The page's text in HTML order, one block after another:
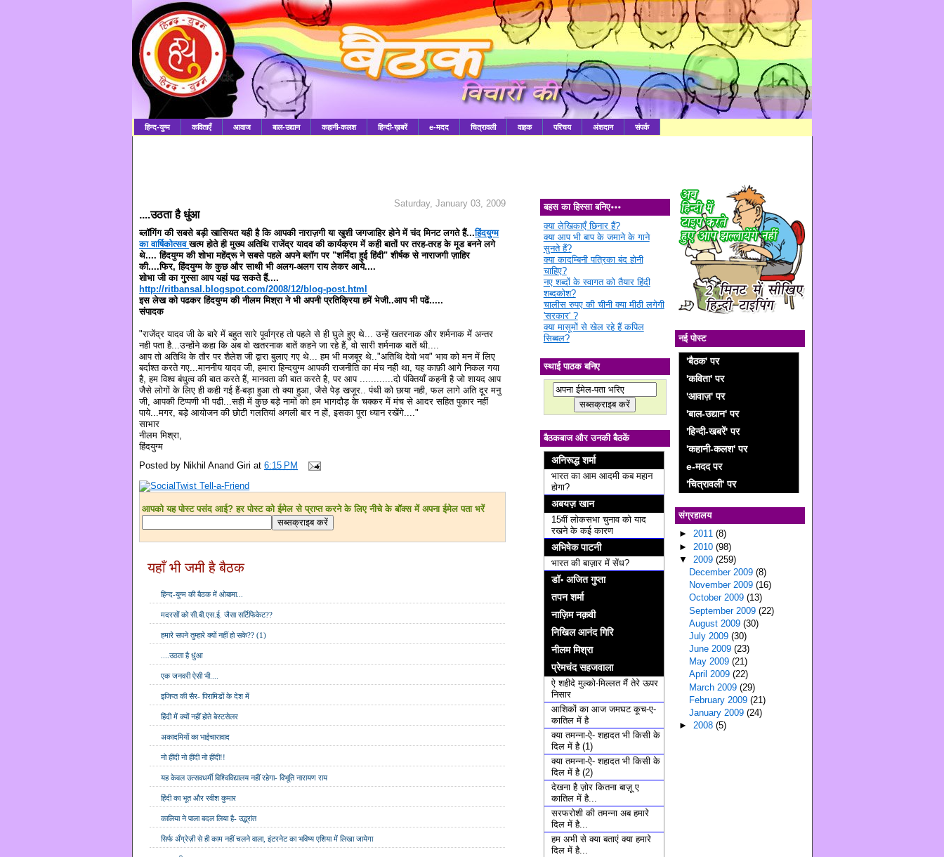
हिन्द-युग्म कविताएँ आवाज बाल-उद्यान कहानी-कलश हिन्दी-ख़बरें e-मदद चित्रावली वाहक परिचय अंशदान संपर्क
Saturday, January 03, 2009
....उठता है धुंआ
ब्लॉगिंग की सबसे बड़ी खासियत यही है कि आपकी नाराज़गी या खुशी जगजाहिर होने में चंद मिनट लगते हैं...हिंदयुग्म
का वार्षिकोत्सवखत्म होते ही मुख्य अतिथि राजेंद्र यादव की कार्यक्रम में कही बातों पर तरह-तरह के मूड बनने लगे
थे.... हिंदयुग्म की शोभा महेंद्रू ने सबसे पहले अपने ब्लॉग पर "शर्मिंदा हुई हिंदी" शीर्षक से नाराजगी ज़ाहिर
की....फिर, हिंदयुग्म के कुछ और साथी भी अलग-अलग राय लेकर आये....
शोभा जी का गुस्सा आप यहां पढ सकते हैं....
http://ritbansal.blogspot.com/2008/12/blog-post.html
इस लेख को पढकर हिंदयुग्म की नीलम मिश्रा ने भी अपनी प्रतिक्रिया हमें भेजी..आप भी पढें.....
संपादक
"राजेंद्र यादव जी के बारे में बहुत सारे पूर्वाग्रह तो पहले से ही घुले हुए थे... उन्हें खतरनाक और शर्मनाक में अन्तर
नही पता है...उन्होंने कहा कि अब वो खतरनाक बातें कहने जा रहे हैं, वो सारी शर्मनाक बातें थी....
आप तो अतिथि के तौर पर शैलेश जी द्वारा बुलाए गए थे... हम भी मजबूर थे.."अतिथि देवो भव" भाव को मन में लिए
बर्दाश्त करते गए...माननीय यादव जी, हमारा हिन्दयुग्म आपकी राजनीति का मंच नही था, यह काफ़ी आगे निकल गया
है, हम विश्व बंधुत्व की बात करते हैं, मानवता की बात करते है, पर आप ............दो पंक्तियाँ कहनी है जो शायद आप
जैसे लोगों के लिए ही कही गई हैं-बड़ा हुआ तो क्या हुआ, जैसे पेड़ खजूर.. पंथी को छाया नही, फल लागे अति दूर मनु
जी, आपकी टिप्पणी भी पढी...सही में कुछ बड़े नामों को हम भागदौड़ के चक्कर में मंच से आदर सहित पुकार नहीं
पाये...मगर, बड़े आयोजन की छोटी गलतियां अगली बार न हों, इसका पूरा ध्यान रखेंगे...."
साभार
नीलम मिश्रा,
हिंदयुग्म
Posted by Nikhil Anand Giriat6:15 PM
आपको यह पोस्ट पसंद आई? हर पोस्ट को ईमेल से प्राप्त करने के लिए नीचे के बॉक्स में अपना ईमेल पता भरें
यहाँ भी जमी है बैठक
हिन्द-युग्म की बैठक में ओबामा...
मदरसों को सी.बी.एस.ई. जैसा सर्टिफिकेट??
हमारे सपने तुम्हारे क्यों नहीं हो सके?? (1)
....उठता है धुंआ
एक जनवरी ऐसी भी....
इजिप्त की सैर- पिरामिडों के देश में
हिंदी में क्यों नहीं होते बेस्टसेलर
अकादमियों का भाईचारावाद
नो हींदी नो हींदी नो हींदी!!
यह केवल उत्सवधर्मी विश्विविद्यालय नहीं रहेगा- विभूति नारायण राय
हिंदी का भूत और रवीश कुमार
कालिया ने पाला बदल लिया है- उद्भ्रांत
सिर्फ अँग्रेज़ी से ही काम नहीं चलने वाला, इंटरनेट का भविष्य एशिया में लिखा जायेगा
बहस का हिस्सा बनिए॰॰॰
क्या लेखिकाएँ छिनार हैं?
क्या आप भी बाप के जमाने के गाने
सुनते हैं?
क्या कादम्बिनी पत्रिका बंद होनी
चाहिए?
नए शब्दों के स्वागत को तैयार हिंदी
शब्दकोश?
चालीस रुपए की चीनी क्या मीठी लगेगी
'सरकार' ?
क्या मासूमों से खेल रहे हैं कपिल
सिब्बल?
स्थाई पाठक बनिए
बैठकबाज और उनकी बैठकें
अनिरूद्ध शर्मा
भारत का आम आदमी कब महान
होगा?
अबयज़ खान
15वीं लोकसभा चुनाव को याद
रखने के कई कारण
अभिषेक पाटनी
भारत की बाज़ार में सेंध?
डॉ॰ अजित गुप्ता
तपन शर्मा
नाज़िम नक़वी
निखिल आनंद गिरि
नीलम मिश्रा
प्रेमचंद सहजवाला
ऐ शहीदे मुल्को-मिल्लत मैं तेरे ऊपर
निसार
आशिकों का आज जमघट कूच-ए-
कातिल में है
क्या तमन्ना-ऐ- शहादत भी किसी के
दिल में है (1)
क्या तमन्ना-ऐ- शहादत भी किसी के
दिल में है (2)
देखना है ज़ोर कितना बाज़ू ए
कातिल में है...
सरफरोशी की तमन्ना अब हमारे
दिल में है...
हम अभी से क्या बताएं क्या हमारे
दिल में है...
नई पोस्ट
'बैठक' पर
'कविता' पर
'आवाज़' पर
'बाल-उद्यान' पर
'हिन्दी-खबरें' पर
'कहानी-कलश' पर
e-मदद पर
'चित्रावली' पर
संग्रहालय
►2011(8)
► 2010(98)
▼ 2009(259)
December 2009(8)
November 2009(16)
October 2009(13)
September 2009(22)
August 2009(30)
July 2009(30)
June 2009(23)
May 2009(21)
April 2009(22)
March 2009(29)
February 2009(21)
January 2009(24)
►2008(5)